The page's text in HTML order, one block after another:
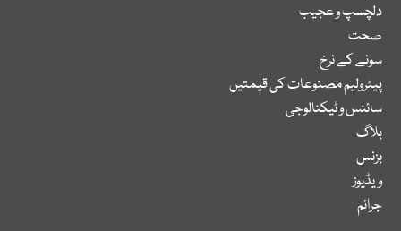
دلچسپ و عجیب
صحت
سونے کے نرخ
پیٹرولیم مصنوعات کی قیمتیں
سائنس و ٹیکنالوجی
بلاگ
بزنس
ویڈیوز
جرائم